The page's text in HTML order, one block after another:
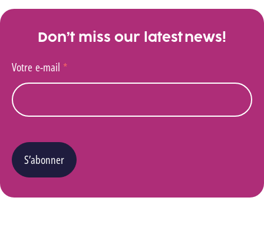
Don’t miss our latest news!
Votre e-mail *
S’abonner